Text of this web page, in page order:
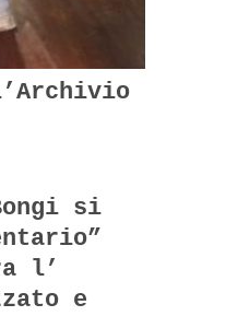
si
l’
e